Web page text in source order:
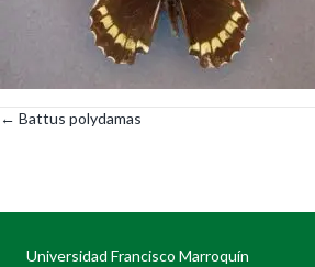
Posts
← Battus polydamas
Universidad Francisco Marroquín